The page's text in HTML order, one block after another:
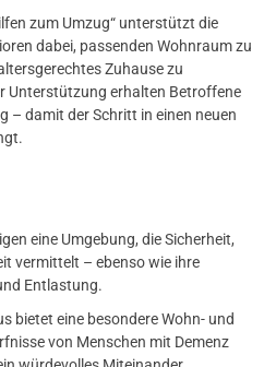
zum Umzug“ unterstützt die
dabei, passenden Wohnraum zu
Zuhause zu
Unterstützung erhalten Betroffene
– damit der Schritt in einen neuen
eine Umgebung, die Sicherheit,
vermittelt – ebenso wie ihre
Entlastung.
bietet eine besondere Wohn- und
von Menschen mit Demenz